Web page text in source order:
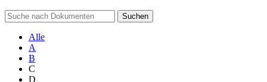
Suchen
Alle
A
B
C
D